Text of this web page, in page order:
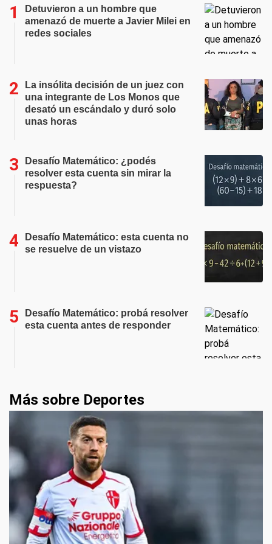
Detuvieron a un hombre que
amenazó de muerte a Javier Milei en
redes sociales
La insólita decisión de un juez con
una integrante de Los Monos que
desató un escándalo y duró solo
unas horas
Desafío Matemático: ¿podés
resolver esta cuenta sin mirar la
respuesta?
Desafío Matemático: esta cuenta no
se resuelve de un vistazo
Desafío Matemático: probá resolver
esta cuenta antes de responder
Más sobre Deportes